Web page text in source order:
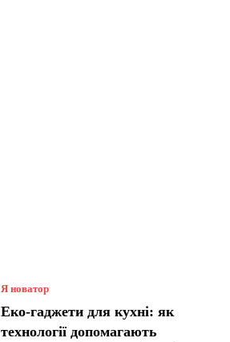
Я новатор
Еко-гаджети для кухні: як
технології допомагають